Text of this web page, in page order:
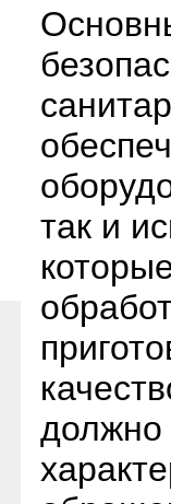
так и
должно